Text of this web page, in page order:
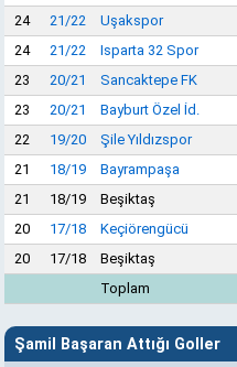
24
21/22 Uşakspor
24
21/22 Isparta 32 Spor
23
20/21 Sancaktepe FK
23
20/21 Bayburt Özel İd.
22
19/20 Şile Yıldızspor
21
18/19 Bayrampaşa
21
18/19
Beşiktaş
20
17/18 Keçiörengücü
20
17/18
Beşiktaş
Toplam
Şamil Başaran Attığı Goller